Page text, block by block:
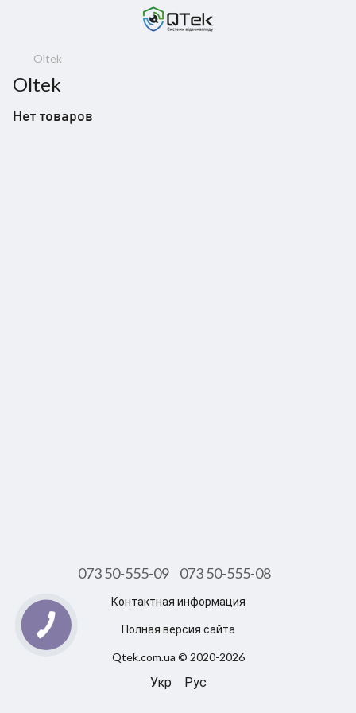
Oltek
Oltek
Нет товаров
073 50-555-09 073 50-555-08
Контактная информация
Полная версия сайта
Qtek.com.ua © 2020-2026
Укр Рус